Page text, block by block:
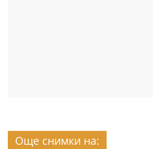
Още снимки на: